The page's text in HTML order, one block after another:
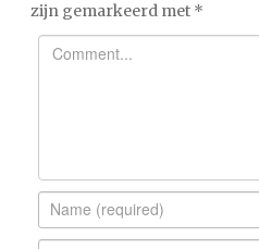
zijn gemarkeerd met *